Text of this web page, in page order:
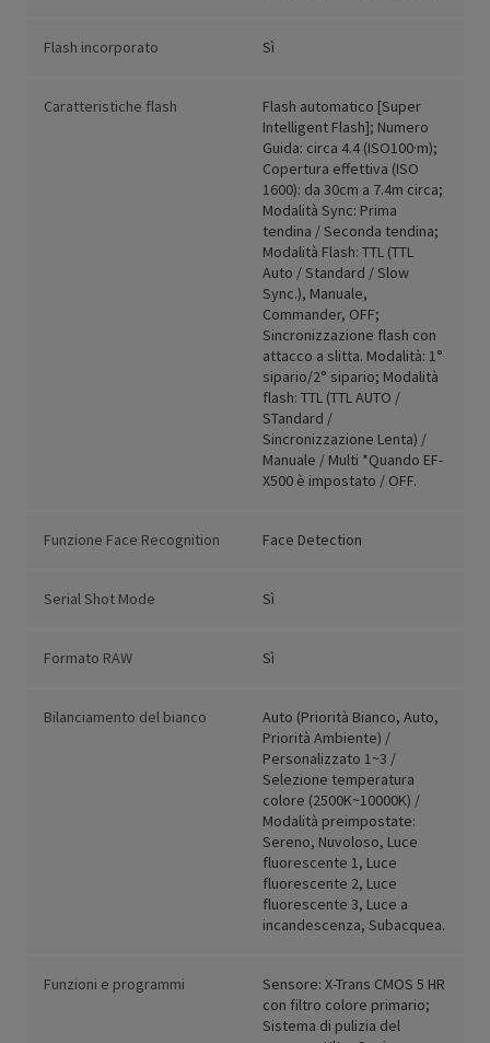
Flash incorporato Sì
Caratteristiche flash
Flash automatico [Super
Intelligent Flash]; Numero
Guida: circa 4.4 (ISO100·m);
Copertura effettiva (ISO
1600): da 30cm a 7.4m circa;
Modalità Sync: Prima
tendina / Seconda tendina;
Modalità Flash: TTL (TTL
Auto / Standard / Slow
Sync.), Manuale,
Commander, OFF;
Sincronizzazione flash con
attacco a slitta. Modalità: 1°
sipario/2° sipario; Modalità
flash: TTL (TTL AUTO /
STandard /
Sincronizzazione Lenta) /
Manuale / Multi *Quando EF-
X500 è impostato / OFF.
Funzione Face Recognition Face Detection
Serial Shot Mode Sì
Formato RAW Sì
Bilanciamento del bianco
Auto (Priorità Bianco, Auto,
Priorità Ambiente) /
Personalizzato 1~3 /
Selezione temperatura
colore (2500K~10000K) /
Modalità preimpostate:
Sereno, Nuvoloso, Luce
fluorescente 1, Luce
fluorescente 2, Luce
fluorescente 3, Luce a
incandescenza, Subacquea.
Funzioni e programmi
Sensore: X-Trans CMOS 5 HR
con filtro colore primario;
Sistema di pulizia del